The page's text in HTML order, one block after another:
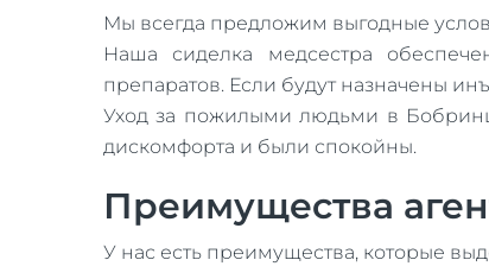
Мы всегда предложим выгодные
Наша сиделка медсестра
препаратов. Если будут назначены
Уход за пожилыми людьми в
дискомфорта и были спокойны.
Преимущества
У нас есть преимущества, которые